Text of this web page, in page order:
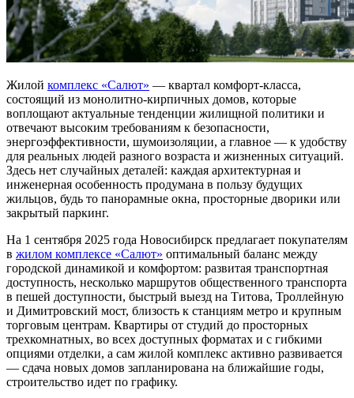
Жилой комплекс «Салют» — квартал комфорт-класса,
состоящий из монолитно-кирпичных домов, которые
воплощают актуальные тенденции жилищной политики и
отвечают высоким требованиям к безопасности,
энергоэффективности, шумоизоляции, а главное — к удобству
для реальных людей разного возраста и жизненных ситуаций.
Здесь нет случайных деталей: каждая архитектурная и
инженерная особенность продумана в пользу будущих
жильцов, будь то панорамные окна, просторные дворики или
закрытый паркинг.
На 1 сентября 2025 года Новосибирск предлагает покупателям
в жилом комплексе «Салют» оптимальный баланс между
городской динамикой и комфортом: развитая транспортная
доступность, несколько маршрутов общественного транспорта
в пешей доступности, быстрый выезд на Титова, Троллейную
и Димитровский мост, близость к станциям метро и крупным
торговым центрам. Квартиры от студий до просторных
трехкомнатных, во всех доступных форматах и с гибкими
опциями отделки, а сам жилой комплекс активно развивается
— сдача новых домов запланирована на ближайшие годы,
строительство идет по графику.